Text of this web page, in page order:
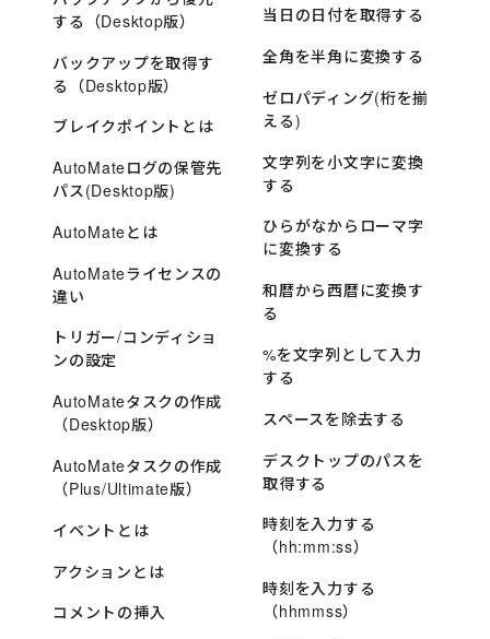
する（Desktop版）
バックアップを取得す
る（Desktop版）
ブレイクポイントとは
AutoMateログの保管先
パス(Desktop版)
AutoMateとは
AutoMateライセンスの
違い
トリガー/コンディショ
ンの設定
AutoMateタスクの作成
（Desktop版）
AutoMateタスクの作成
（Plus/Ultimate版）
イベントとは
アクションとは
コメントの挿入
当日の日付を取得する
全角を半角に変換する
ゼロパディング(桁を揃
える)
文字列を小文字に変換
する
ひらがなからローマ字
に変換する
和暦から西暦に変換す
る
%を文字列として入力
する
スペースを除去する
デスクトップのパスを
取得する
時刻を入力する
（hh:mm:ss）
時刻を入力する
（hhmmss）